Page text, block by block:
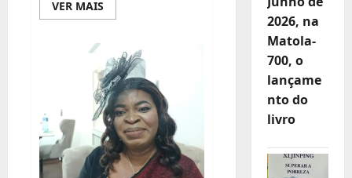
VER MAIS
mais
Zavala
Faz
Balanço
Positivo
da
Visita
de
Trabalho
ao
Distrito
de
Matutuíne
2026, na
Matola-
700, o
lançame
nto do
livro